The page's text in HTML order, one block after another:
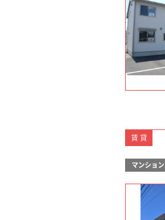
賃貸
マンション